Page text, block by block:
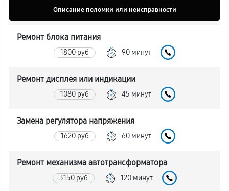
Описание поломки или неисправности
Ремонт блока питания
1800 руб 90 минут
Ремонт дисплея или индикации
1080 руб 45 минут
Замена регулятора напряжения
1620 руб 60 минут
Ремонт механизма автотрансформатора
3150 руб 120 минут